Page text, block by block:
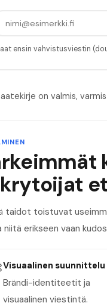
ensin vahvistusviestin
on valmis,
taidot toistuvat
niitä erikseen vaan
Visuaalinen suunnittelu
Brändi-identiteetit ja
visuaalinen viestintä.